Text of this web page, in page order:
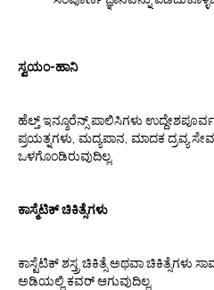
ಸ್ವಯಂ-ಹಾನಿ
ಹೆಲ್ತ್ ಇನ್ಶೂರೆನ್ಸ್ ಪಾಲಿಸಿಗಳು
ಪ್ರಯತ್ನಗಳು, ಮದ್ಯಪಾನ, ಮಾದಕ ದ್ರವ್ಯ
ಒಳಗೊಂಡಿರುವುದಿಲ್ಲ.
ಕಾಸ್ಮೆಟಿಕ್ ಚಿಕಿತ್ಸೆಗಳು
ಕಾಸ್ಟೆಟಿಕ್ ಶಸ್ತ್ರ ಚಿಕಿತ್ಸೆ ಅಥವಾ ಚಿಕಿತ್ಸೆಗಳು
ಅಡಿಯಲ್ಲಿ ಕವರ್ ಆಗುವುದಿಲ್ಲ.